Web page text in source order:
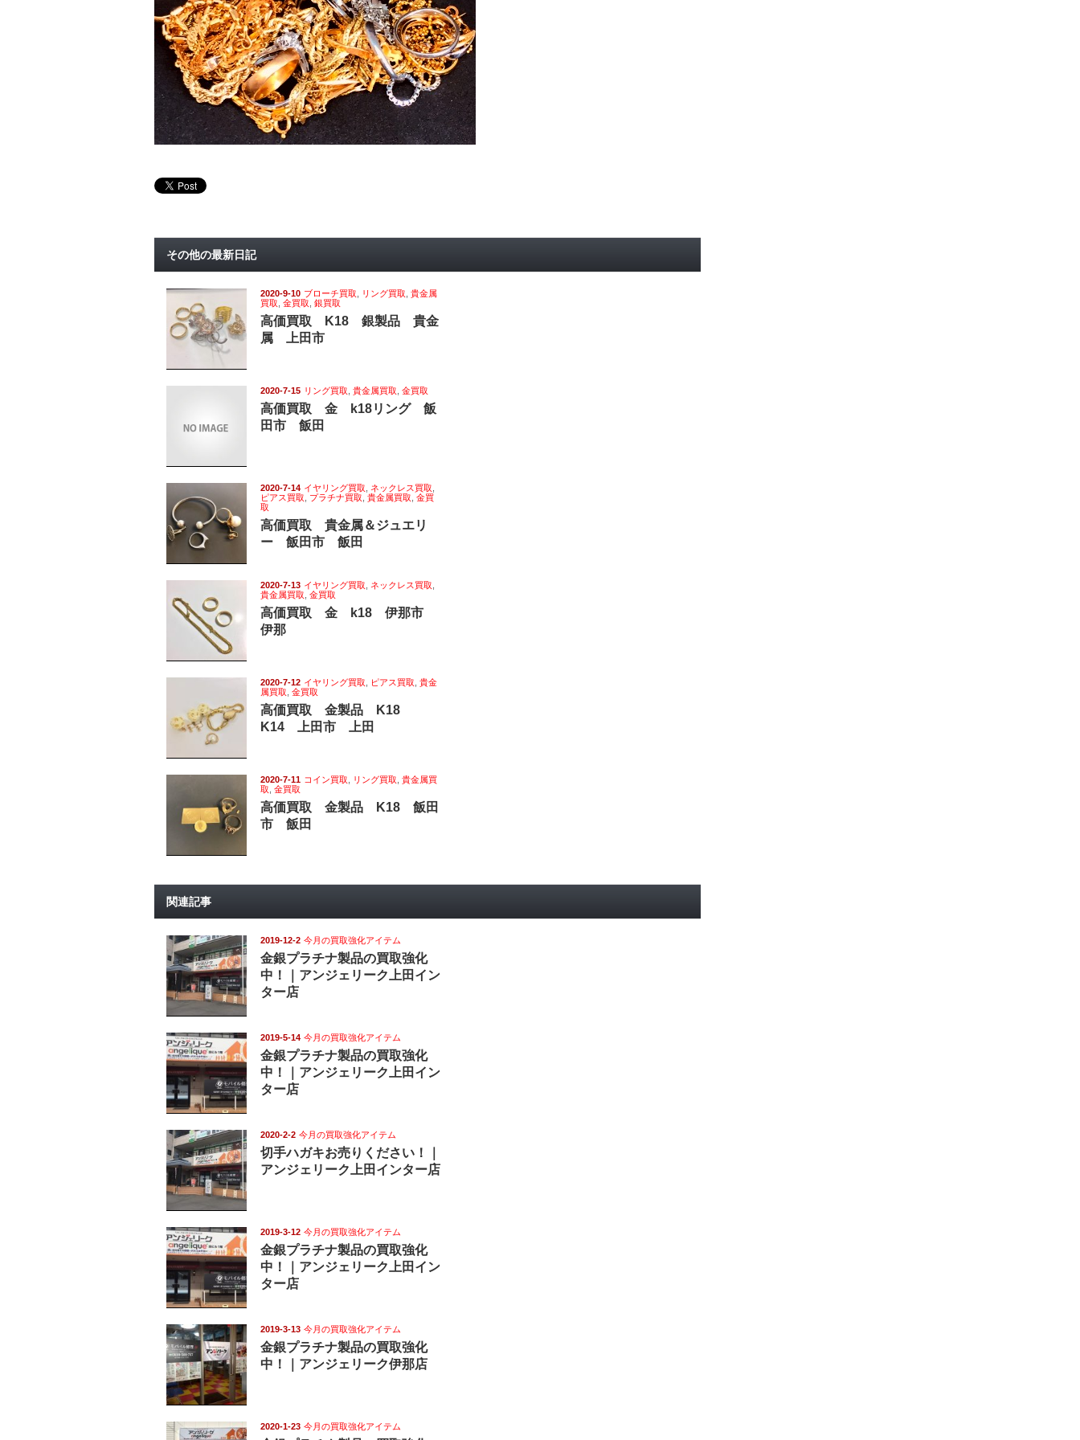
その他の最新日記
2020-9-10 ブローチ買取 リング買取 貴金属
買取 金買取 銀買取
高価買取 K18 銀製品 貴金
属 上田市
2020-7-15 リング買取 貴金属買取 金買取
高価買取 金 k18リング 飯
田市 飯田
2020-7-14 イヤリング買取 ネックレス買取
ピアス買取
プラチナ買取 貴金属買取 金買
取
高価買取 貴金属＆ジュエリ
ー 飯田市 飯田
2020-7-13 イヤリング買取 ネックレス買取
貴金属買取 金買取
高価買取 金 k18 伊那市
伊那
2020-7-12 イヤリング買取 ピアス買取 貴金
属買取 金買取
高価買取 金製品 K18
K14 上田市 上田
2020-7-11 コイン買取 リング買取 貴金属買
取 金買取
高価買取 金製品 K18 飯田
市 飯田
関連記事
2019-12-2 今月の買取強化アイテム
金銀プラチナ製品の買取強化
中！｜アンジェリーク上田イン
ター店
2019-5-14 今月の買取強化アイテム
金銀プラチナ製品の買取強化
中！｜アンジェリーク上田イン
ター店
2020-2-2 今月の買取強化アイテム
切手ハガキお売りください！｜
アンジェリーク上田インター店
2019-3-12 今月の買取強化アイテム
金銀プラチナ製品の買取強化
中！｜アンジェリーク上田イン
ター店
2019-3-13 今月の買取強化アイテム
金銀プラチナ製品の買取強化
中！｜アンジェリーク伊那店
2020-1-23 今月の買取強化アイテム